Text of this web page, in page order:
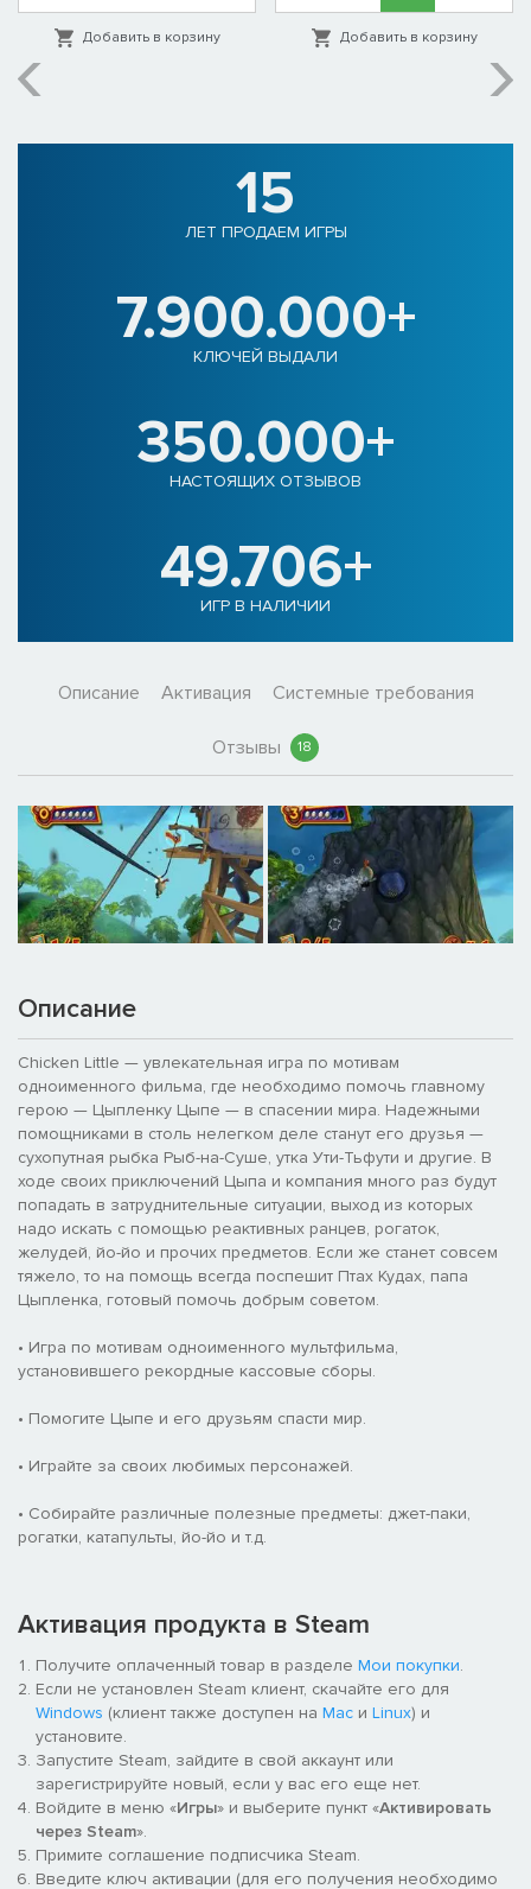
Добавить в корзину Добавить в корзину
15
ЛЕТ ПРОДАЕМ ИГРЫ
7.900.000+
КЛЮЧЕЙ ВЫДАЛИ
350.000+
НАСТОЯЩИХ ОТЗЫВОВ
49.706+
ИГР В НАЛИЧИИ
Описание Активация Системные требования
Отзывы 18
Описание
Chicken Little — увлекательная игра по мотивам
одноименного фильма, где необходимо помочь главному
герою — Цыпленку Цыпе — в спасении мира. Надежными
помощниками в столь нелегком деле станут его друзья —
сухопутная рыбка Рыб-на-Суше, утка Ути-Тьфути и другие. В
ходе своих приключений Цыпа и компания много раз будут
попадать в затруднительные ситуации, выход из которых
надо искать с помощью реактивных ранцев, рогаток,
желудей, йо-йо и прочих предметов. Если же станет совсем
тяжело, то на помощь всегда поспешит Птах Кудах, папа
Цыпленка, готовый помочь добрым советом.
• Игра по мотивам одноименного мультфильма,
установившего рекордные кассовые сборы.
• Помогите Цыпе и его друзьям спасти мир.
• Играйте за своих любимых персонажей.
• Собирайте различные полезные предметы: джет-паки,
рогатки, катапульты, йо-йо и т.д.
Активация продукта в Steam
Получите оплаченный товар в разделе Мои покупки.
Если не установлен Steam клиент, скачайте его для
Windows (клиент также доступен на Mac и Linux) и
установите.
Запустите Steam, зайдите в свой аккаунт или
зарегистрируйте новый, если у вас его еще нет.
Войдите в меню «Игры» и выберите пункт «Активировать
через Steam».
Примите соглашение подписчика Steam.
Введите ключ активации (для его получения необходимо